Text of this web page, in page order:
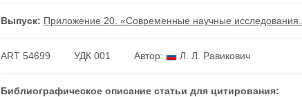
Выпуск: Приложение 20. «Современные научные
ART 54699 УДК 001 Автор: Л. Л. Равикович
Библиографическое описание статьи для цитирования: